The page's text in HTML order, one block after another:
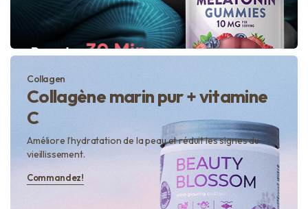
Collagen
Collagène marin pur + vitamine
C
Améliore l’hydratation de la peau et réduit les signes du
vieillissement.
Commandez!